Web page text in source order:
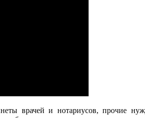
врачей и нотариусов, прочие